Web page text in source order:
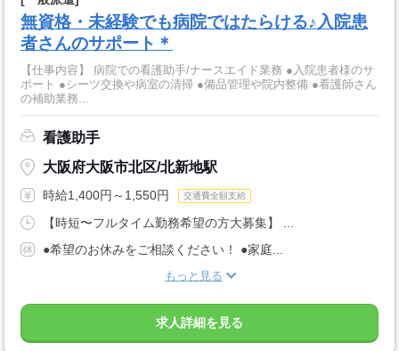
無資格・未経験でも病院ではたらける♪入院患
者さんのサポート＊
【仕事内容】 病院での看護助手/ナースエイド業務 ●入院患者様のサ
ポート ●シーツ交換や病室の清掃 ●備品管理や院内整備 ●看護師さん
の補助業務...
看護助手
大阪府大阪市北区/北新地駅
時給1,400円～1,550円 交通費全額支給
【時短〜フルタイム勤務希望の方大募集】 ...
●希望のお休みをご相談ください！ ●家庭...
もっと見る
求人詳細を見る